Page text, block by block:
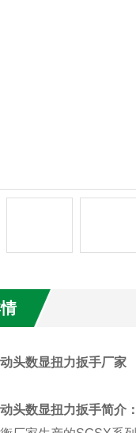
头数显扭力扳手厂家
头数显扭力扳手简介：